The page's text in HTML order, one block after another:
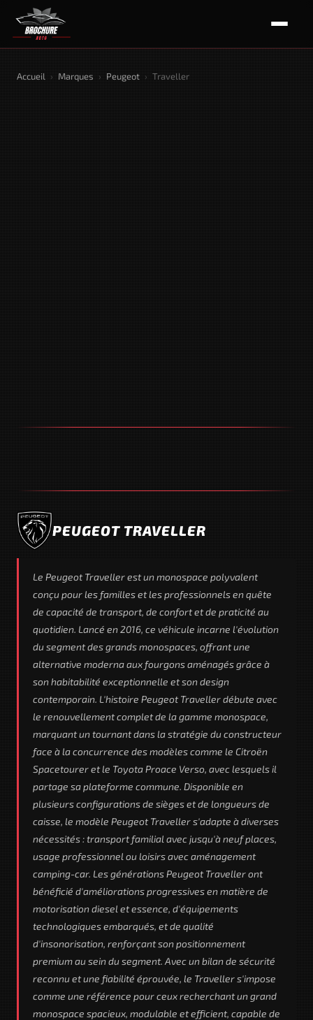
Accueil › Marques › Peugeot › Traveller
PEUGEOT TRAVELLER
Le Peugeot Traveller est un monospace polyvalent
conçu pour les familles et les professionnels en quête
de capacité de transport, de confort et de praticité au
quotidien. Lancé en 2016, ce véhicule incarne l'évolution
du segment des grands monospaces, offrant une
alternative moderna aux fourgons aménagés grâce à
son habitabilité exceptionnelle et son design
contemporain. L'histoire Peugeot Traveller débute avec
le renouvellement complet de la gamme monospace,
marquant un tournant dans la stratégie du constructeur
face à la concurrence des modèles comme le Citroën
Spacetourer et le Toyota Proace Verso, avec lesquels il
partage sa plateforme commune. Disponible en
plusieurs configurations de sièges et de longueurs de
caisse, le modèle Peugeot Traveller s'adapte à diverses
nécessités : transport familial avec jusqu'à neuf places,
usage professionnel ou loisirs avec aménagement
camping-car. Les générations Peugeot Traveller ont
bénéficié d'améliorations progressives en matière de
motorisation diesel et essence, d'équipements
technologiques embarqués, et de qualité
d'insonorisation, renforçant son positionnement
premium au sein du segment. Avec un bilan de sécurité
reconnu et une fiabilité éprouvée, le Traveller s'impose
comme une référence pour ceux recherchant un grand
monospace spacieux, modulable et efficient, capable de